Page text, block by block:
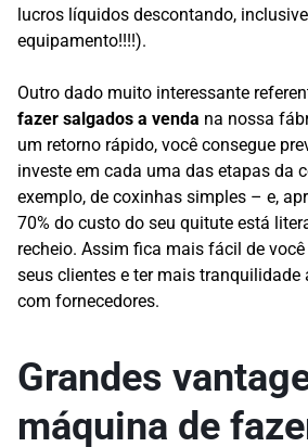
lucros líquidos descontando,
equipamento!!!!).
Outro dado muito interessante
fazer salgados a venda na nossa
um retorno rápido, você consegue
investe em cada uma das etapas da
exemplo, de coxinhas simples – e,
70% do custo do seu quitute está
recheio. Assim fica mais fácil de
seus clientes e ter mais tranquilidade
com fornecedores.
Grandes
máquina de